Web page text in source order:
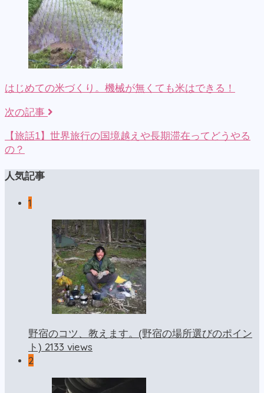
はじめての米づくり。機械が無くても米はできる！
次の記事
【旅話1】世界旅行の国境越えや長期滞在ってどうやる
の？
人気記事
1
野宿のコツ、教えます。(野宿の場所選びのポイン
ト) 2133 views
2